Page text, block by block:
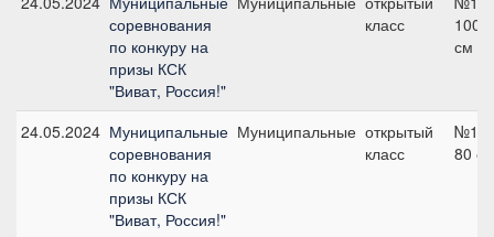
соревнования
по конкуру на
призы КСК
"Виват, Россия!"
класс
100
см
24.05.2024 Муниципальные
соревнования
по конкуру на
призы КСК
"Виват, Россия!"
Муниципальные открытый
класс
№10,
80 см